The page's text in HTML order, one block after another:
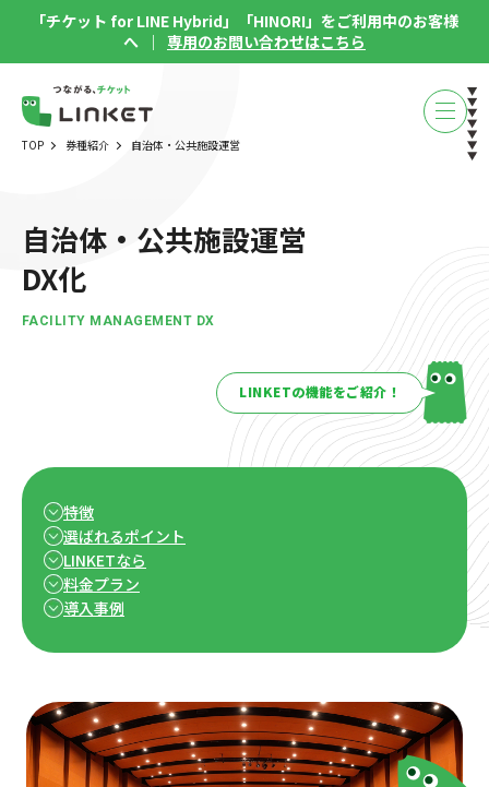
「チケット for LINE Hybrid」「HINORI」をご利用中のお客様
へ ｜ 専用のお問い合わせはこちら
TOP 券種紹介 自治体・公共施設運営
自治体・公共施設運営
DX化
FACILITY MANAGEMENT DX
LINKETの機能をご紹介！
特徴
選ばれるポイント
LINKETなら
料金プラン
導入事例